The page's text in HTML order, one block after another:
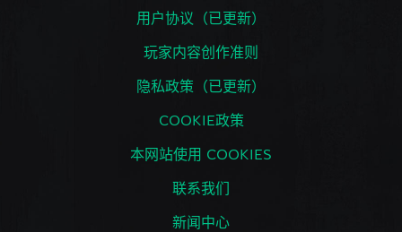
用户协议（已更新）
玩家内容创作准则
隐私政策（已更新）
COOKIE政策
本网站使用 COOKIES
联系我们
新闻中心